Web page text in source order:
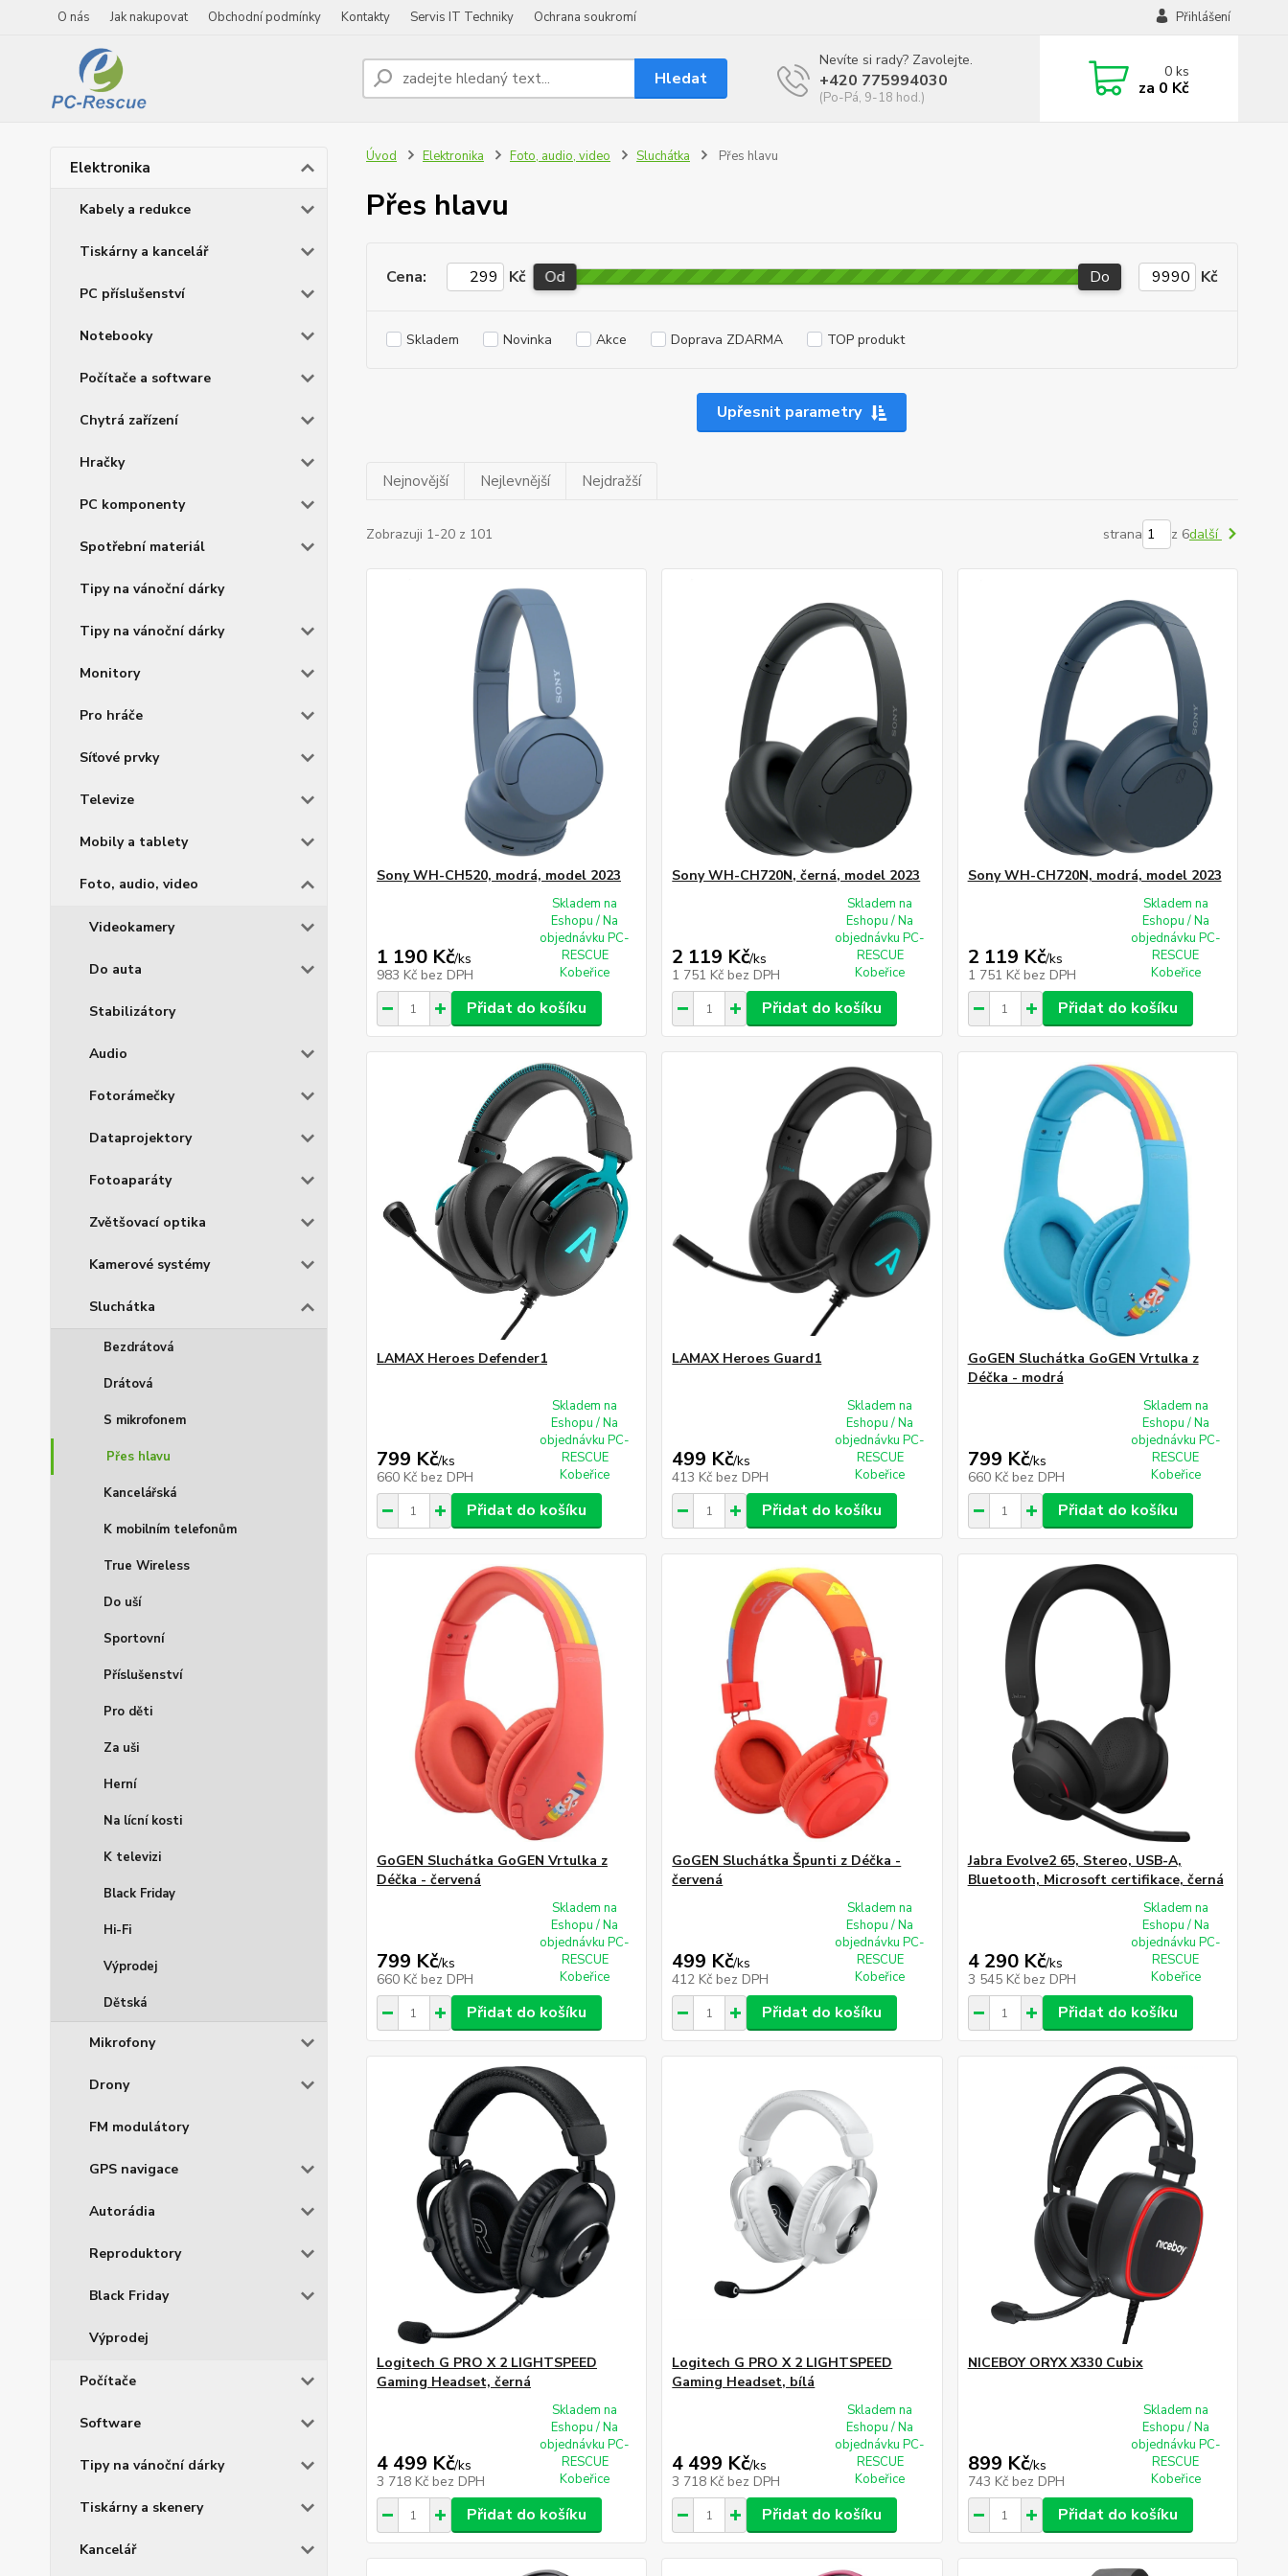
O nás Jak nakupovat Obchodní podmínky Kontakty Servis IT Techniky Ochrana soukromí Přihlášení
Hledat
Nevíte si rady? Zavolejte.
+420 775994030
(Po-Pá, 9-18 hod.)
0ks
za 0 Kč
Elektronika
Kabely a redukce
Tiskárny a kancelář
PC příslušenství
Notebooky
Počítače a software
Chytrá zařízení
Hračky
PC komponenty
Spotřební materiál
Tipy na vánoční dárky
Tipy na vánoční dárky
Monitory
Pro hráče
Síťové prvky
Televize
Mobily a tablety
Foto, audio, video
Videokamery
Do auta
Stabilizátory
Audio
Fotorámečky
Dataprojektory
Fotoaparáty
Zvětšovací optika
Kamerové systémy
Sluchátka
Bezdrátová
Drátová
S mikrofonem
Přes hlavu
Kancelářská
K mobilním telefonům
True Wireless
Do uší
Sportovní
Příslušenství
Pro děti
Za uši
Herní
Na lícní kosti
K televizi
Black Friday
Hi-Fi
Výprodej
Dětská
Mikrofony
Drony
FM modulátory
GPS navigace
Autorádia
Reproduktory
Black Friday
Výprodej
Počítače
Software
Tipy na vánoční dárky
Tiskárny a skenery
Kancelář
Úvod Elektronika Foto, audio, video Sluchátka Přes hlavu
Přes hlavu
Upřesnit parametry
Cena: Kč Od Do Kč
Skladem Novinka Akce Doprava ZDARMA TOP produkt
Nejnovější Nejlevnější Nejdražší
Zobrazuji 1-20 z 101 strana z 6další
Sony WH-CH520, modrá, model 2023
1 190 Kč/ks
983 Kč bez DPH
Skladem na
Eshopu / Na
objednávku PC-
RESCUE
Kobeřice
Přidat do košíku
Sony WH-CH720N, černá, model 2023
2 119 Kč/ks
1 751 Kč bez DPH
Skladem na
Eshopu / Na
objednávku PC-
RESCUE
Kobeřice
Přidat do košíku
Sony WH-CH720N, modrá, model 2023
2 119 Kč/ks
1 751 Kč bez DPH
Skladem na
Eshopu / Na
objednávku PC-
RESCUE
Kobeřice
Přidat do košíku
LAMAX Heroes Defender1
799 Kč/ks
660 Kč bez DPH
Skladem na
Eshopu / Na
objednávku PC-
RESCUE
Kobeřice
Přidat do košíku
LAMAX Heroes Guard1
499 Kč/ks
413 Kč bez DPH
Skladem na
Eshopu / Na
objednávku PC-
RESCUE
Kobeřice
Přidat do košíku
GoGEN Sluchátka GoGEN Vrtulka z
Déčka - modrá
799 Kč/ks
660 Kč bez DPH
Skladem na
Eshopu / Na
objednávku PC-
RESCUE
Kobeřice
Přidat do košíku
GoGEN Sluchátka GoGEN Vrtulka z
Déčka - červená
799 Kč/ks
660 Kč bez DPH
Skladem na
Eshopu / Na
objednávku PC-
RESCUE
Kobeřice
Přidat do košíku
GoGEN Sluchátka Špunti z Déčka -
červená
499 Kč/ks
412 Kč bez DPH
Skladem na
Eshopu / Na
objednávku PC-
RESCUE
Kobeřice
Přidat do košíku
Jabra Evolve2 65, Stereo, USB-A,
Bluetooth, Microsoft certifikace, černá
4 290 Kč/ks
3 545 Kč bez DPH
Skladem na
Eshopu / Na
objednávku PC-
RESCUE
Kobeřice
Přidat do košíku
Logitech G PRO X 2 LIGHTSPEED
Gaming Headset, černá
4 499 Kč/ks
3 718 Kč bez DPH
Skladem na
Eshopu / Na
objednávku PC-
RESCUE
Kobeřice
Přidat do košíku
Logitech G PRO X 2 LIGHTSPEED
Gaming Headset, bílá
4 499 Kč/ks
3 718 Kč bez DPH
Skladem na
Eshopu / Na
objednávku PC-
RESCUE
Kobeřice
Přidat do košíku
NICEBOY ORYX X330 Cubix
899 Kč/ks
743 Kč bez DPH
Skladem na
Eshopu / Na
objednávku PC-
RESCUE
Kobeřice
Přidat do košíku